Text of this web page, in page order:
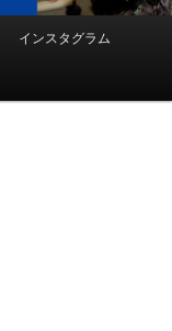
インスタグラム